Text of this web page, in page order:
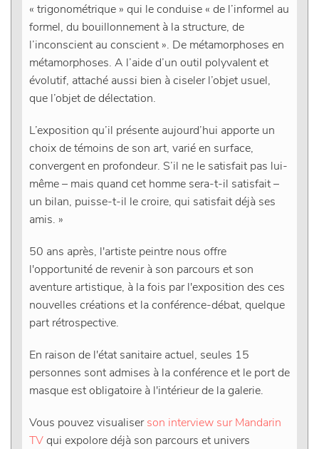
« trigonométrique » qui le conduise « de l’informel au
formel, du bouillonnement à la structure, de
l’inconscient au conscient ». De métamorphoses en
métamorphoses. A l’aide d’un outil polyvalent et
évolutif, attaché aussi bien à ciseler l’objet usuel,
que l’objet de délectation.
L’exposition qu’il présente aujourd’hui apporte un
choix de témoins de son art, varié en surface,
convergent en profondeur. S’il ne le satisfait pas lui-
même – mais quand cet homme sera-t-il satisfait –
un bilan, puisse-t-il le croire, qui satisfait déjà ses
amis. »
50 ans après, l'artiste peintre nous offre
l'opportunité de revenir à son parcours et son
aventure artistique, à la fois par l'exposition des ces
nouvelles créations et la conférence-débat, quelque
part rétrospective.
En raison de l'état sanitaire actuel, seules 15
personnes sont admises à la conférence et le port de
masque est obligatoire à l'intérieur de la galerie.
Vous pouvez visualiserson interview sur Mandarin
TVqui expolore déjà son parcours et univers